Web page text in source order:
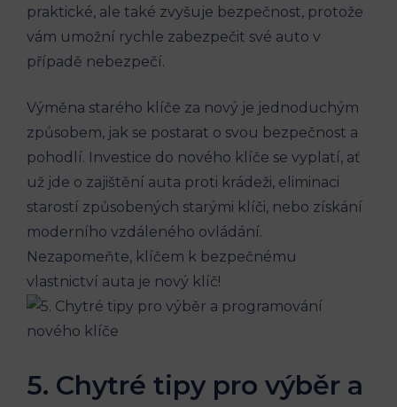
⁣praktické, ale ‌také zvyšuje bezpečnost, protože
⁢vám umožní rychle ​zabezpečit své auto v
případě ⁣nebezpečí.
Výměna starého klíče ‍za⁤ nový je jednoduchým
způsobem,‌ jak ​se ⁣postarat o ‍svou⁣ bezpečnost a
pohodlí. ‌Investice do nového ⁤klíče se vyplatí, ať
už jde ⁤o zajištění auta proti krádeži, eliminaci
starostí ‍způsobených ⁢starými klíči, nebo získání⁣
moderního vzdáleného⁤ ovládání.
Nezapomeňte, klíčem k ‌bezpečnému
vlastnictví auta je nový klíč!
5.⁣ Chytré ⁢tipy pro výběr a